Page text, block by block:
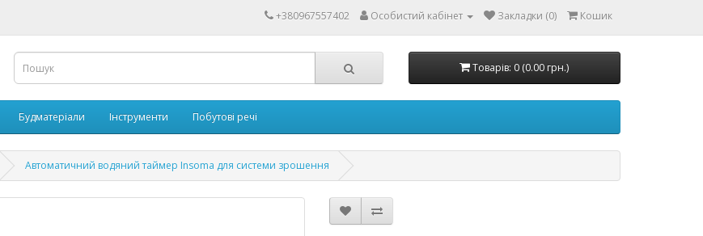
+380967557402 Особистий кабінет Закладки (0) Кошик
Товарів: 0 (0.00 грн.)
Будматеріали Інструменти Побутові речі
Автоматичний водяний таймер Insoma для системи зрошення